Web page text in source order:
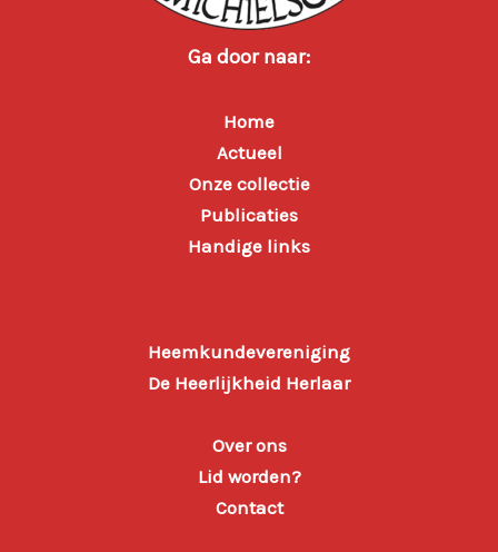
Ga door naar:
Home
Actueel
Onze collectie
Publicaties
Handige links
Heemkundevereniging
De Heerlijkheid Herlaar
Over ons
Lid worden?
Contact